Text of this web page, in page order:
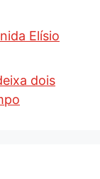
Elísio
dois